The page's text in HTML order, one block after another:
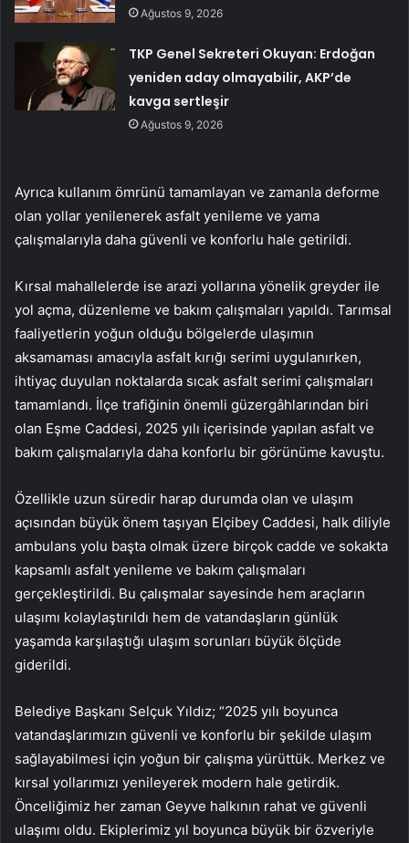
Ağustos 9, 2026
TKP Genel Sekreteri Okuyan: Erdoğan
yeniden aday olmayabilir, AKP’de
kavga sertleşir
Ağustos 9, 2026
Ayrıca kullanım ömrünü tamamlayan ve zamanla deforme
olan yollar yenilenerek asfalt yenileme ve yama
çalışmalarıyla daha güvenli ve konforlu hale getirildi.
Kırsal mahallelerde ise arazi yollarına yönelik greyder ile
yol açma, düzenleme ve bakım çalışmaları yapıldı. Tarımsal
faaliyetlerin yoğun olduğu bölgelerde ulaşımın
aksamaması amacıyla asfalt kırığı serimi uygulanırken,
ihtiyaç duyulan noktalarda sıcak asfalt serimi çalışmaları
tamamlandı. İlçe trafiğinin önemli güzergâhlarından biri
olan Eşme Caddesi, 2025 yılı içerisinde yapılan asfalt ve
bakım çalışmalarıyla daha konforlu bir görünüme kavuştu.
Özellikle uzun süredir harap durumda olan ve ulaşım
açısından büyük önem taşıyan Elçibey Caddesi, halk diliyle
ambulans yolu başta olmak üzere birçok cadde ve sokakta
kapsamlı asfalt yenileme ve bakım çalışmaları
gerçekleştirildi. Bu çalışmalar sayesinde hem araçların
ulaşımı kolaylaştırıldı hem de vatandaşların günlük
yaşamda karşılaştığı ulaşım sorunları büyük ölçüde
giderildi.
Belediye Başkanı Selçuk Yıldız; “2025 yılı boyunca
vatandaşlarımızın güvenli ve konforlu bir şekilde ulaşım
sağlayabilmesi için yoğun bir çalışma yürüttük. Merkez ve
kırsal yollarımızı yenileyerek modern hale getirdik.
Önceliğimiz her zaman Geyve halkının rahat ve güvenli
ulaşımı oldu. Ekiplerimiz yıl boyunca büyük bir özveriyle